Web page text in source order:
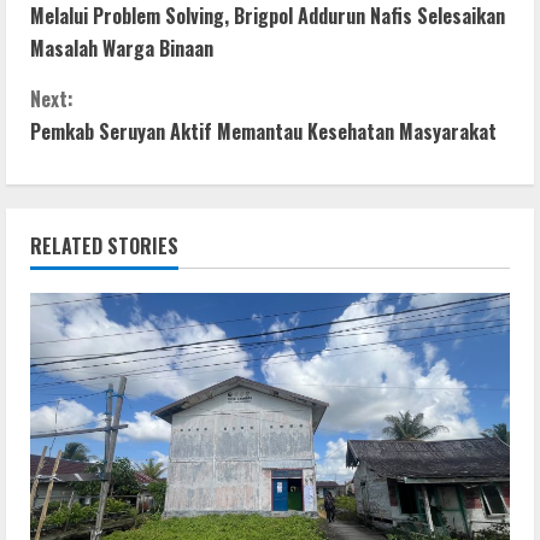
b
o
k
er s
A
p
e
er
e
o
n
t
i
n
u
e
R
e
a
Melalui Problem Solving, Brigpol Addurun Nafis Selesaikan
Masalah Warga Binaan
Next:
Pemkab Seruyan Aktif Memantau Kesehatan Masyarakat
RELATED STORIES